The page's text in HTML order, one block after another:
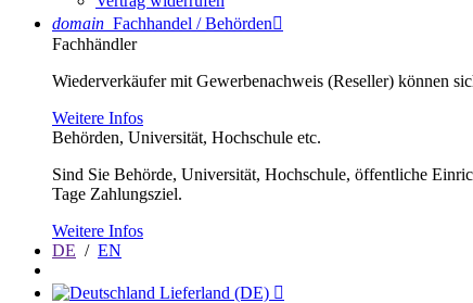
domain Fachhandel / Behörden
Fachhändler
Wiederverkäufer mit Gewerbenachweis (Reseller) können
Weitere Infos
Behörden, Universität, Hochschule etc.
Sind Sie Behörde, Universität, Hochschule, öffentliche
Tage Zahlungsziel.
Weitere Infos
DE / EN
Lieferland (DE) 